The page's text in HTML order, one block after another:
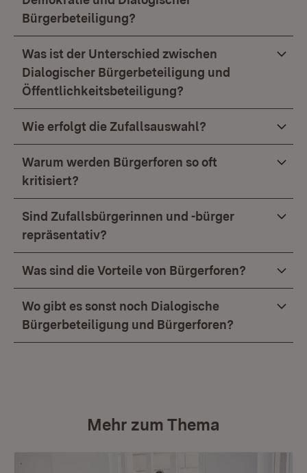
Bürgerbeteiligung?
Was ist der Unterschied zwischen
Dialogischer Bürgerbeteiligung und
Öffentlichkeitsbeteiligung?
Wie erfolgt die Zufallsauswahl?
Warum werden Bürgerforen so oft
kritisiert?
Sind Zufallsbürgerinnen und -bürger
repräsentativ?
Was sind die Vorteile von Bürgerforen?
Wo gibt es sonst noch Dialogische
Bürgerbeteiligung und Bürgerforen?
Mehr zum Thema